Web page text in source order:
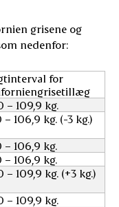
grisene og
nedenfor:
for
– 109,9 kg.
– 106,9 kg. (-3 kg.)
– 106,9 kg.
– 106,9 kg.
– 109,9 kg. (+3 kg.)
– 109,9 kg.